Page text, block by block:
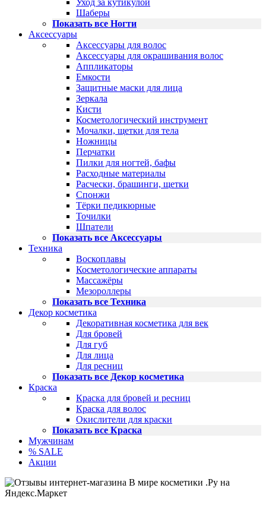
Уход за кутикулой
Шаберы
Показать все Ногти
Аксессуары
Аксессуары для волос
Аксессуары для окрашивания волос
Аппликаторы
Емкости
Защитные маски для лица
Зеркала
Кисти
Косметологический инструмент
Мочалки, щетки для тела
Ножницы
Перчатки
Пилки для ногтей, бафы
Расходные материалы
Расчески, брашинги, щетки
Спонжи
Тёрки педикюрные
Точилки
Шпатели
Показать все Аксессуары
Техника
Воскоплавы
Косметологические аппараты
Массажёры
Мезороллеры
Показать все Техника
Декор косметика
Декоративная косметика для век
Для бровей
Для губ
Для лица
Для ресниц
Показать все Декор косметика
Краска
Краска для бровей и ресниц
Краска для волос
Окислители для краски
Показать все Краска
Мужчинам
% SALE
Акции